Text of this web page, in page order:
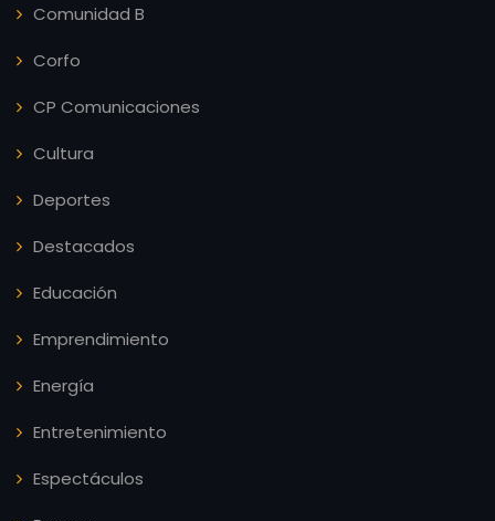
Comunidad B
Corfo
CP Comunicaciones
Cultura
Deportes
Destacados
Educación
Emprendimiento
Energía
Entretenimiento
Espectáculos